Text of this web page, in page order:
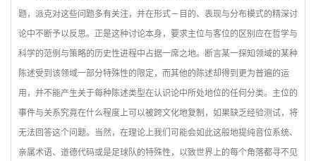
题，派克对这些问题多有关注，并在形式－目的、表现与分布模式的精深讨
论中不断予以反思。正是这种讨论本身，要求主位与客位的区别应在哲学与
科学的范例与策略的历史性进程中占据一席之地。断言某一探知领域的某种
陈述受到该领域一部分特殊性的限定，而其他的陈述却得到更为普遍的运
用，并不能产生关于每种陈述类型在认识论中所处地位的任何分类。主位的
事件与关系究竟在什么程度上可以被跨文化地复制，如果缺乏经验测试，将
无法回答这个问题。当然，在理论上我们可能会如此这般地提纯音位系统、
亲属术语、道德代码或是足球队的特殊性，以致世界上的每个角落都寻不见